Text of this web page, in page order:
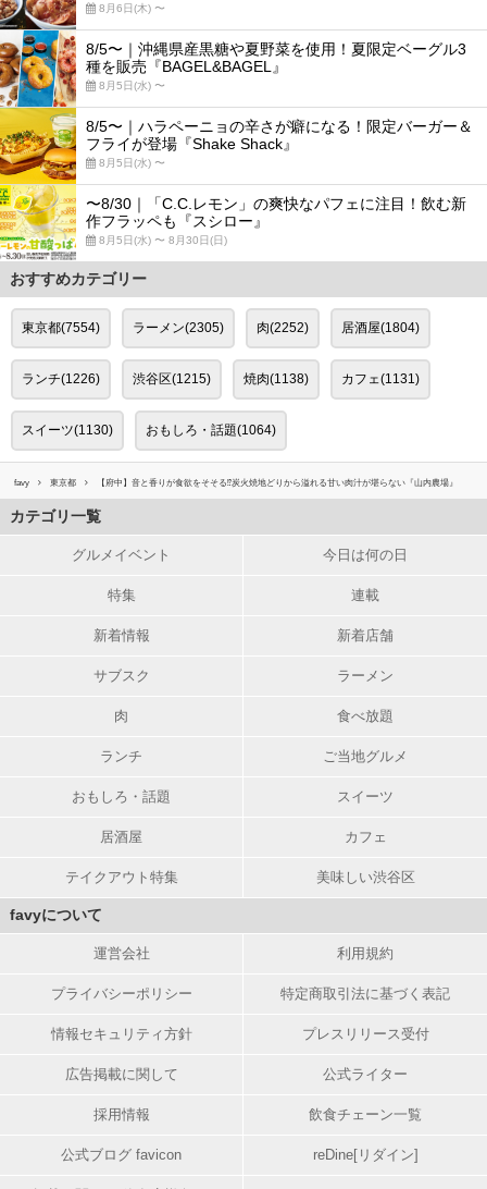
8月6日(木) 〜
8/5〜｜沖縄県産黒糖や夏野菜を使用！夏限定ベーグル3
種を販売『BAGEL&BAGEL』
8月5日(水) 〜
8/5〜｜ハラペーニョの辛さが癖になる！限定バーガー＆
フライが登場『Shake Shack』
8月5日(水) 〜
〜8/30｜「C.C.レモン」の爽快なパフェに注目！飲む新
作フラッペも『スシロー』
8月5日(水) 〜 8月30日(日)
おすすめカテゴリー
東京都(7554) ラーメン(2305) 肉(2252) 居酒屋(1804)
ランチ(1226) 渋谷区(1215) 焼肉(1138) カフェ(1131)
スイーツ(1130) おもしろ・話題(1064)
favy 東京都 【府中】音と香りが食欲をそそる⁉︎炭火焼地どりから溢れる甘い肉汁が堪らない『山内農場』
カテゴリ一覧
グルメイベント 今日は何の日
特集 連載
新着情報 新着店舗
サブスク ラーメン
肉 食べ放題
ランチ ご当地グルメ
おもしろ・話題 スイーツ
居酒屋 カフェ
テイクアウト特集 美味しい渋谷区
favyについて
運営会社 利用規約
プライバシーポリシー 特定商取引法に基づく表記
情報セキュリティ方針 プレスリリース受付
広告掲載に関して 公式ライター
採用情報 飲食チェーン一覧
公式ブログ favicon reDine[リダイン]